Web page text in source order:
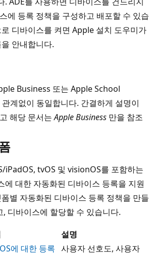
에 등록 정책을 구성하고 배포할 수 있습
디바이스를 켜면 Apple 설치 도우미가
안내합니다.
Business 또는 Apple School
계없이 동일합니다. 간결하게 설명이
해당 문서는Apple Business 만을 참조
tvOS 및 visionOS를 포함하는
에 대한 자동화된 디바이스 등록을 지원
별 자동화된 디바이스 등록 정책을 만들
디바이스에 할당할 수 있습니다.
설명
에 대한 등록 사용자 선호도, 사용자